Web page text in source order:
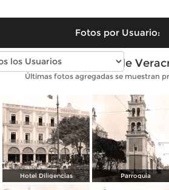
Fotos por Usuario:
Fotos antiguas de
Últimas fotos agregadas se muestran
Hotel Diligencias Parroquia